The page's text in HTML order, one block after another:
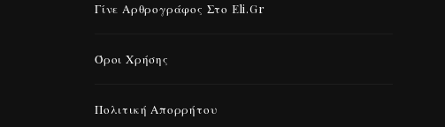
Γίνε Αρθρογράφος Στο Eli.gr
Όροι Χρήσης
Πολιτική Απορρήτου